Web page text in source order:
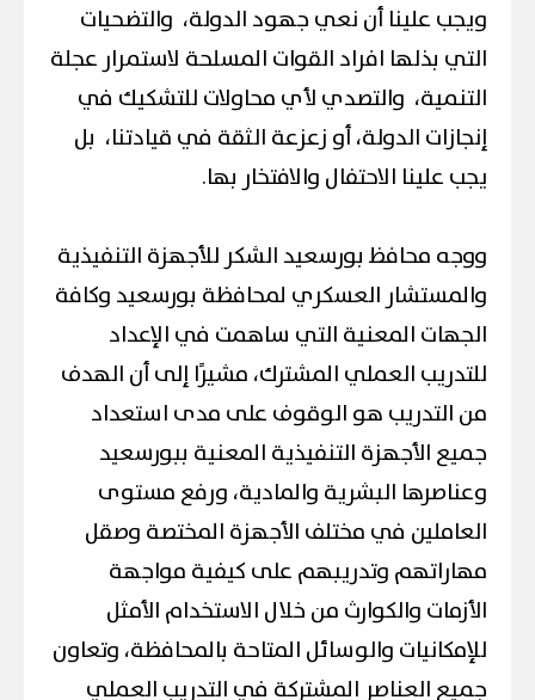
ويجب علينا أن نعي جهود الدولة، والتضحيات
التي بذلها افراد القوات المسلحة لاستمرار عجلة
التنمية، والتصدي لأي محاولات للتشكيك في
إنجازات الدولة، أو زعزعة الثقة في قيادتنا، بل
يجب علينا الاحتفال والافتخار بها.
ووجه محافظ بورسعيد الشكر للأجهزة التنفيذية
والمستشار العسكري لمحافظة بورسعيد وكافة
الجهات المعنية التي ساهمت في الإعداد
للتدريب العملي المشترك، مشيرًا إلى أن الهدف
من التدريب هو الوقوف على مدى استعداد
جميع الأجهزة التنفيذية المعنية ببورسعيد
وعناصرها البشرية والمادية، ورفع مستوى
العاملين في مختلف الأجهزة المختصة وصقل
مهاراتهم وتدريبهم على كيفية مواجهة
الأزمات والكوارث من خلال الاستخدام الأمثل
للإمكانيات والوسائل المتاحة بالمحافظة، وتعاون
جميع العناصر المشتركة في التدريب العملي